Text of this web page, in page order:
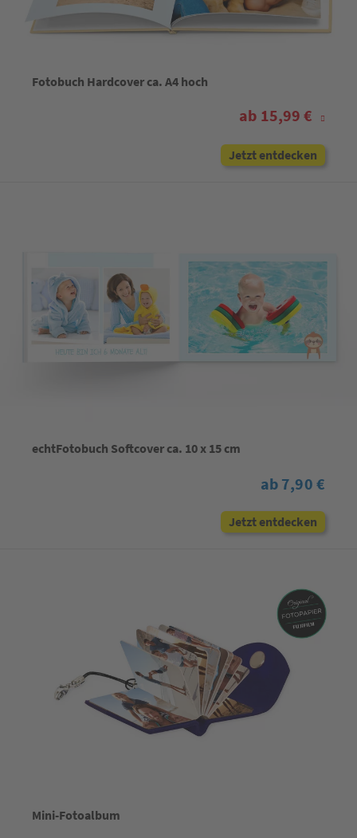
Fotobuch Hardcover ca. A4 hoch
ab 15,99 €
Jetzt entdecken
echtFotobuch Softcover ca. 10 x 15 cm
ab 7,90 €
Jetzt entdecken
Mini-Fotoalbum